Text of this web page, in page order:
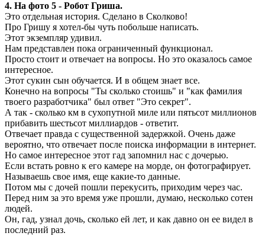
4. На фото 5 - Робот Гриша.
Это отдельная история. Сделано в Сколково!
Про Гришу я хотел-бы чуть побольше написать.
Этот экземпляр удивил.
Нам представлен пока ограниченный функционал.
Просто стоит и отвечает на вопросы. Но это оказалось самое
интересное.
Этот сукин сын обучается. И в общем знает все.
Конечно на вопросы "Ты сколько стоишь" и "как фамилия
твоего разработчика" был ответ "Это секрет".
А так - сколько км в сухопутной миле или пятьсот миллионов
прибавить шестьсот миллиардов - ответит.
Отвечает правда с существенной задержкой. Очень даже
вероятно, что отвечает после поиска информации в интернет.
Но самое интересное этот гад запомнил нас с дочерью.
Если встать ровно к его камере на морде, он фотографирует.
Называешь свое имя, еще какие-то данные.
Потом мы с дочей пошли перекусить, приходим через час.
Перед ним за это время уже прошли, думаю, несколько сотен
людей.
Он, гад, узнал дочь, сколько ей лет, и как давно он ее видел в
последний раз.